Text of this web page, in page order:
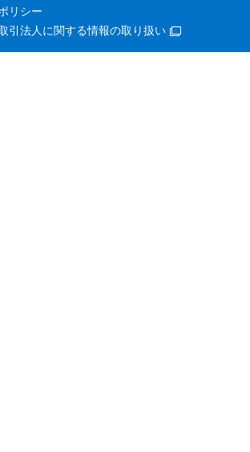
リシー
引法人に関する情報の取り扱い